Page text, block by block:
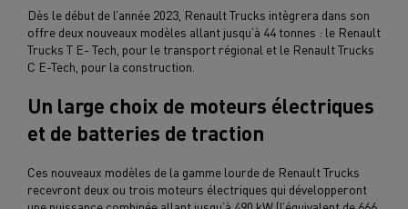
Dès le début de l’année 2023, Renault Trucks intègrera dans son
offre deux nouveaux modèles allant jusqu’à 44 tonnes : le Renault
Trucks T E- Tech, pour le transport régional et le Renault Trucks
C E-Tech, pour la construction.
Un large choix de moteurs électriques
et de batteries de traction
Ces nouveaux modèles de la gamme lourde de Renault Trucks
recevront deux ou trois moteurs électriques qui développeront